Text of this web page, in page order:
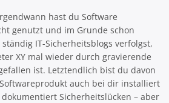
hast du Software
genutzt und im Grunde schon
IT-Sicherheitsblogs verfolgst,
XY mal wieder durch gravierende
ist. Letztendlich bist du davon
auch bei dir installiert
dokumentiert Sicherheitslücken – aber